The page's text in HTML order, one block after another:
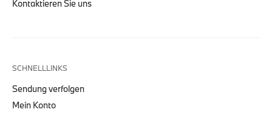
Kontaktieren Sie uns
SCHNELLLINKS
Sendung verfolgen
Mein Konto